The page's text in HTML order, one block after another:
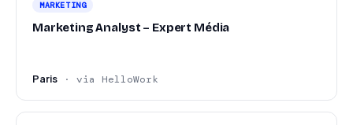
MARKETING
Marketing Analyst – Expert Média
Paris · via HelloWork